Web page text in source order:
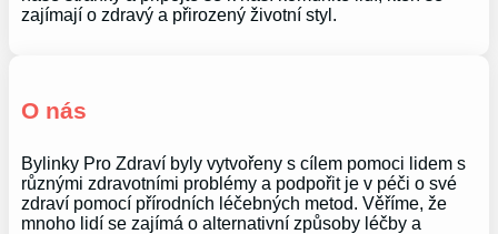
zajímají o zdravý a přirozený životní styl.
O nás
Bylinky Pro Zdraví byly vytvořeny s cílem pomoci lidem s
různými zdravotními problémy a podpořit je v péči o své
zdraví pomocí přírodních léčebných metod. Věříme, že
mnoho lidí se zajímá o alternativní způsoby léčby a